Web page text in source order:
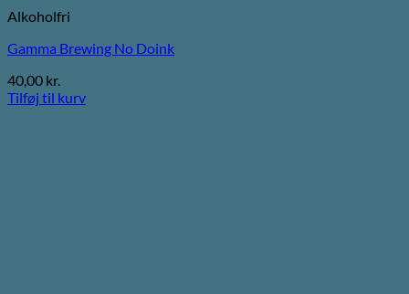
Alkoholfri
Gamma Brewing No Doink
40,00 kr.
Tilføj til kurv